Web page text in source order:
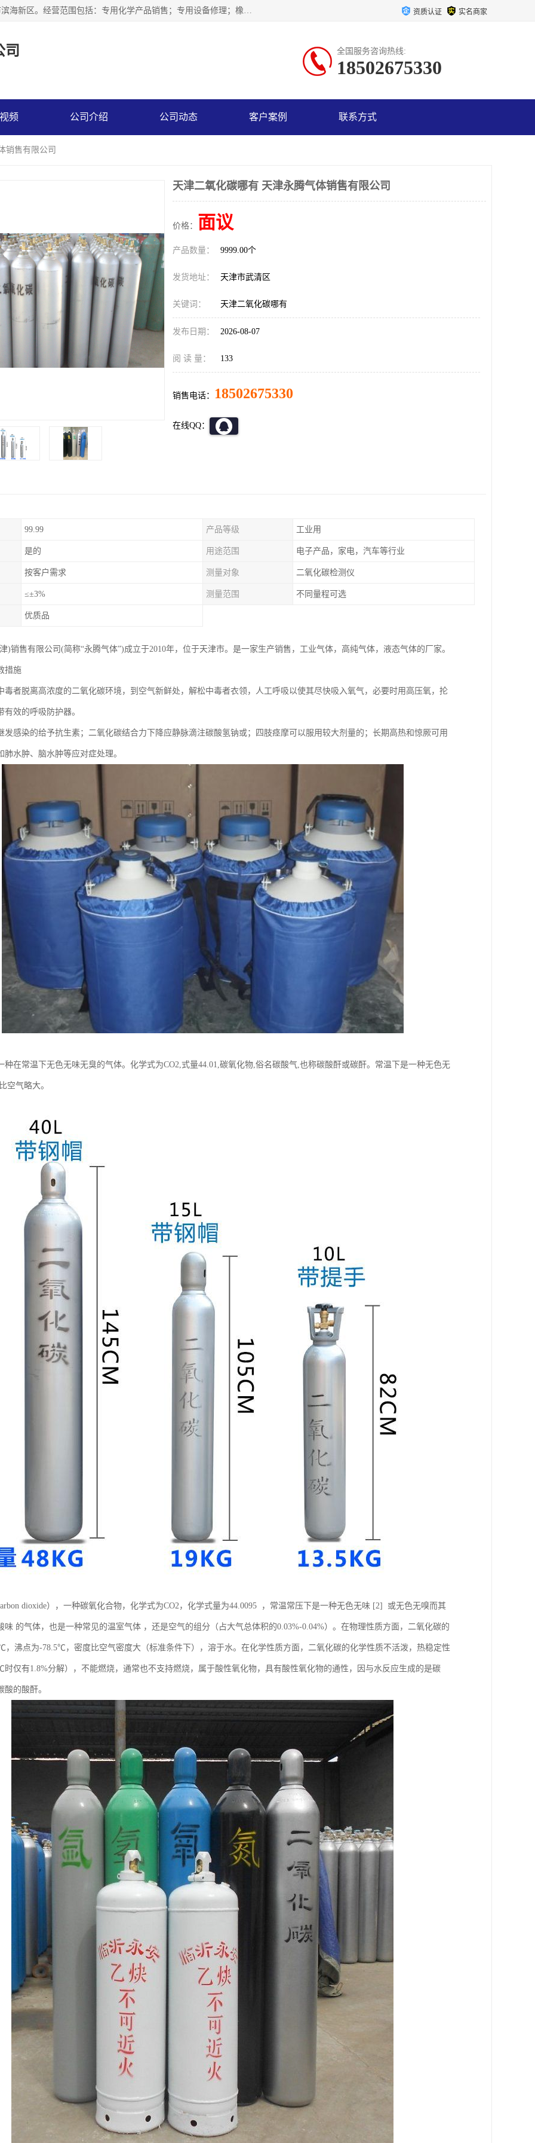
天津永腾气体销售有限公司成立于2020年，注册地位于天津市滨海新区。经营范围包括：专用化学产品销售；专用设备修理；橡胶制品销售；气体压缩机械销售；特种设备销售；仪器仪表销售；机械设备租赁；五金产品批发；食品添加剂销售等，主要供应：氧气、乙炔、氮气、氩气、氢气、氦气、液氨、液氮、一氧化碳、二氧化碳等，各种工业气体，高纯气体，食品级气体。 资质认证 实名商家
司 全国服务咨询热线:
18502675330
频 公司介绍 公司动态 客户案例 联系方式
销售有限公司
天津二氧化碳哪有 天津永腾气体销售有限公司
价格： 面议
产品数量： 9999.00个
发货地址： 天津市武清区
关键词： 天津二氧化碳哪有
发布日期： 2026-08-07
阅 读 量： 133
销售电话： 18502675330
在线QQ：
99.99 产品等级 工业用
是的 用途范围 电子产品，家电，汽车等行业
按客户需求 测量对象 二氧化碳检测仪
≤±3% 测量范围 不同量程可选
优质品
)销售有限公司(简称“永腾气体”)成立于2010年，位于天津市。是一家生产销售，工业气体，高纯气体，液态气体的厂家。
措施
者脱离高浓度的二氧化碳环境，到空气新鲜处，解松中毒者衣领，人工呼吸以使其尽快吸入氧气，必要时用高压氧，抡
有效的呼吸防护器。
感染的给予抗生素；二氧化碳结合力下降应静脉滴注碳酸氢钠或；四肢痉摩可以服用较大剂量的；长期高热和惊厥可用
肺水肿、脑水肿等应对症处理。
种在常温下无色无味无臭的气体。化学式为CO2,式量44.01,碳氧化物,俗名碳酸气,也称碳酸酐或碳酐。常温下是一种无色无
空气略大。
dioxide），一种碳氧化合物，化学式为CO2，化学式量为44.0095 ，常温常压下是一种无色无味 [2] 或无色无嗅而其
味 的气体，也是一种常见的温室气体 ，还是空气的组分（占大气总体积的0.03%-0.04%）。在物理性质方面，二氧化碳的
，沸点为-78.5℃，密度比空气密度大（标准条件下），溶于水。在化学性质方面，二氧化碳的化学性质不活泼，热稳定性
时仅有1.8%分解），不能燃烧，通常也不支持燃烧，属于酸性氧化物，具有酸性氧化物的通性，因与水反应生成的是碳
酸的酸酐。